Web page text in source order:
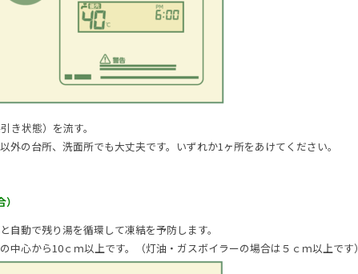
き状態）を流す。
外の台所、洗面所でも大丈夫です。いずれか1ヶ所をあけてください。
自動で残り湯を循環して凍結を予防します。
中心から10ｃｍ以上です。（灯油・ガスボイラーの場合は５ｃｍ以上です）